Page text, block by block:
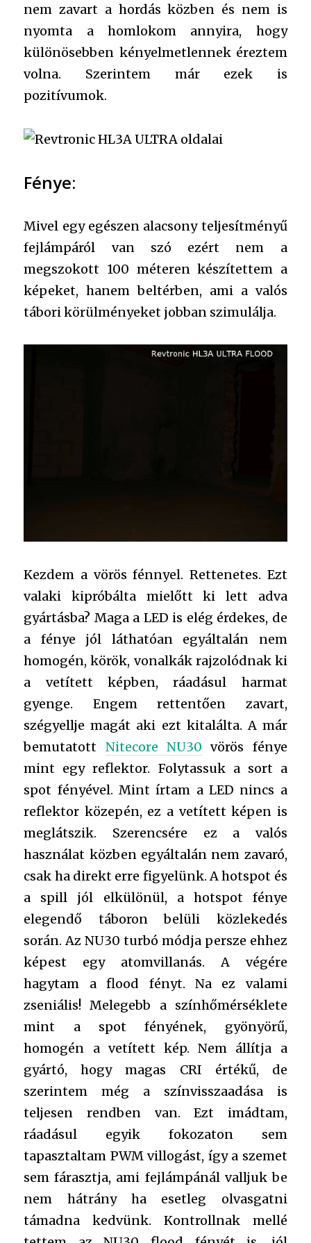
nem zavart a hordás közben és nem is
nyomta a homlokom annyira, hogy
különösebben kényelmetlennek éreztem
volna. Szerintem már ezek is
pozitívumok.
Fénye:
Mivel egy egészen alacsony teljesítményű
fejlámpáról van szó ezért nem a
megszokott 100 méteren készítettem a
képeket, hanem beltérben, ami a valós
tábori körülményeket jobban szimulálja.
Kezdem a vörös fénnyel. Rettenetes. Ezt
valaki kipróbálta mielőtt ki lett adva
gyártásba? Maga a LED is elég érdekes, de
a fénye jól láthatóan egyáltalán nem
homogén, körök, vonalkák rajzolódnak ki
a vetített képben, ráadásul harmat
gyenge. Engem rettentően zavart,
szégyellje magát aki ezt kitalálta. A már
bemutatott Nitecore NU30 vörös fénye
mint egy reflektor. Folytassuk a sort a
spot fényével. Mint írtam a LED nincs a
reflektor közepén, ez a vetített képen is
meglátszik. Szerencsére ez a valós
használat közben egyáltalán nem zavaró,
csak ha direkt erre figyelünk. A hotspot és
a spill jól elkülönül, a hotspot fénye
elegendő táboron belüli közlekedés
során. Az NU30 turbó módja persze ehhez
képest egy atomvillanás. A végére
hagytam a flood fényt. Na ez valami
zseniális! Melegebb a színhőmérséklete
mint a spot fényének, gyönyörű,
homogén a vetített kép. Nem állítja a
gyártó, hogy magas CRI értékű, de
szerintem még a színvisszaadása is
teljesen rendben van. Ezt imádtam,
ráadásul egyik fokozaton sem
tapasztaltam PWM villogást, így a szemet
sem fárasztja, ami fejlámpánál valljuk be
nem hátrány ha esetleg olvasgatni
támadna kedvünk. Kontrollnak mellé